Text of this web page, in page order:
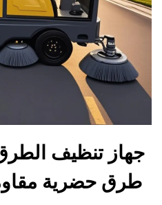
تنظيف الطرق:
حضرية مقاومة